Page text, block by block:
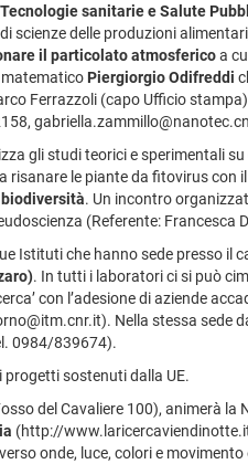
sanitarie e Salute
scienze delle produzioni
il particolato atmosfericoa
matematico Piergiorgio Odifreddi
Ferrazzoli (capo Ufficio
gli studi teorici e sperimentali su
risanare le piante da fitovirus
. Un incontro
(Referente: Francesca
Istituti che hanno sede presso il
. In tutti i laboratori ci si può
con l’adesione di aziende
Nella stessa sede
0984/839674).
progetti sostenuti dalla UE.
del Cavaliere 100),
(http://
onde, luce, colori e